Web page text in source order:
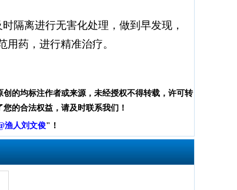
隔离进行无害化处理，做到早发现，
药，进行精准治疗。
的均标注作者或来源，未经授权不得转载，许可转
的合法权益，请及时联系我们！
渔人刘文俊"！